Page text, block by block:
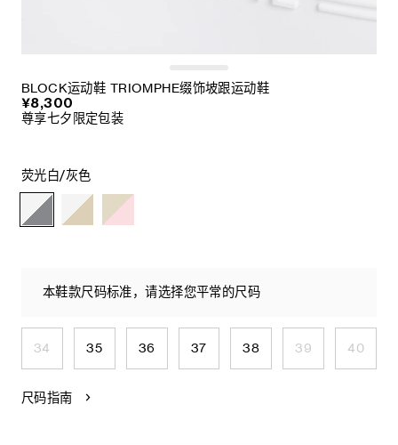
BLOCK运动鞋 TRIOMPHE缀饰坡跟运动鞋
¥8,300
尊享七夕限定包装
荧光白/灰色
本鞋款尺码标准，请选择您平常的尺码
34 35 36 37 38 39 40
尺码指南